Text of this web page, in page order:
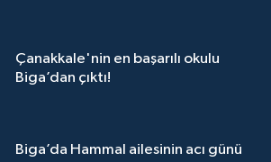
Çanakkale'nin en başarılı okulu
Biga’dan çıktı!
Biga’da Hammal ailesinin acı günü